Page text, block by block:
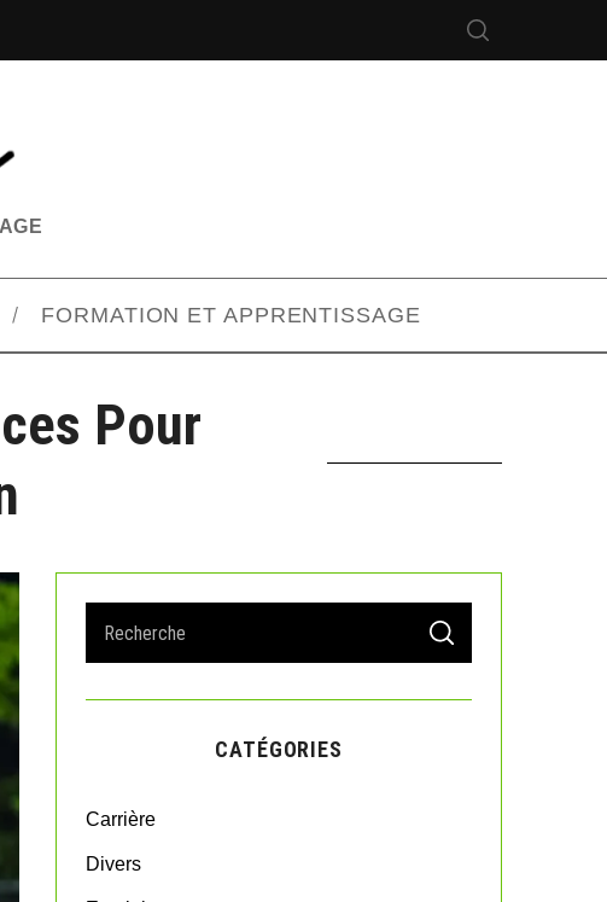
FORMATION ET APPRENTISSAGE
Pour
a
r
o
S
A
C
CATÉGORIES
Carrière
Divers